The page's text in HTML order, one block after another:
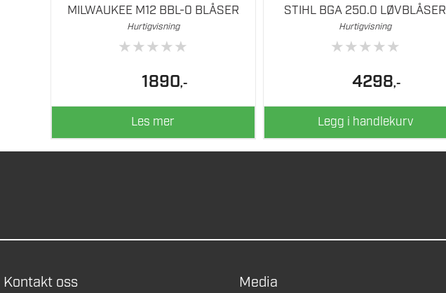
MILWAUKEE M12 BBL-0 BLÅSER
Hurtigvisning
★★★★★
1890,-
Les mer
STIHL BGA 250.0 LØVBLÅSER
Hurtigvisning
★★★★★
4298,-
Legg i handlekurv
Kontakt oss Media